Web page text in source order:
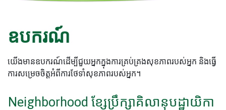
ឧបករណ៍
យើងមានឧបករណ៍ដើម្បីជួយអ្នកក្នុងការគ្រប់គ្រងសុខភាពរបស់អ្នក និងធ្វើ
ការសម្រេចចិត្តអំពីការថែទាំសុខភាពរបស់អ្នក។
Neighborhood ខ្សែប្រឹក្សាគិលានុបដ្ឋាយិកា